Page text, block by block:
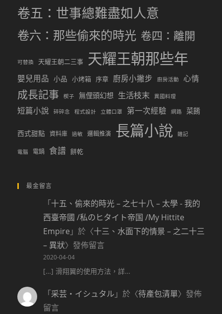
卷五：世事總難盡如人意
卷六：那些偷來的時光 卷四：離開
可替換 天耀王朝二三事 天耀王朝那些年
嬰兒用品 小品 小烤箱 序章 廚房小撇步 廚房活動 心情
成長記事 楔子 無俚頭幻想 生活枝末 異國料理
短篇小說 碎碎念 程式設計 立體口罩 第一次經驗 網路 菜餚
西式甜點 資料庫 過敏 邏輯推演 長篇小說 雜記
電腦 電鍋 食譜 餅乾
最金留言
「十五、偷來的時光 – 之七十八 – 太學 - 我的
西臺帝國 /私のヒタイト帝国 /My Hittite
Empire 」於〈十三、水面下的情景 – 之二十三
– 異狀〉發佈留言
2020-04-04
[…] 滑翔翼的使用方法，詳…
「采芸‧イシュタル 」於〈待產包清單〉發佈
留言